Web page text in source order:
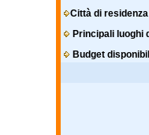
Città di
Principali luoghi
Budget